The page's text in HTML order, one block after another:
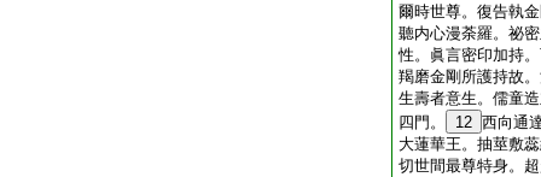
爾時世尊。復告執
聽内心漫荼羅。祕
性。眞言密印加持
羯磨金剛所護持故
生壽者意生。儒童
四門。
12 西向通
大蓮華王。抽莖敷
切世間最尊特身。